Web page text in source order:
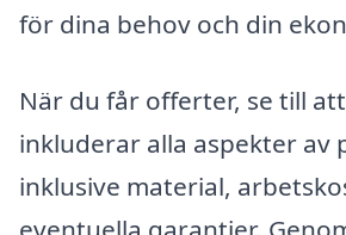
för dina behov och din
När du får offerter, se till
inkluderar alla aspekter av
inklusive material,